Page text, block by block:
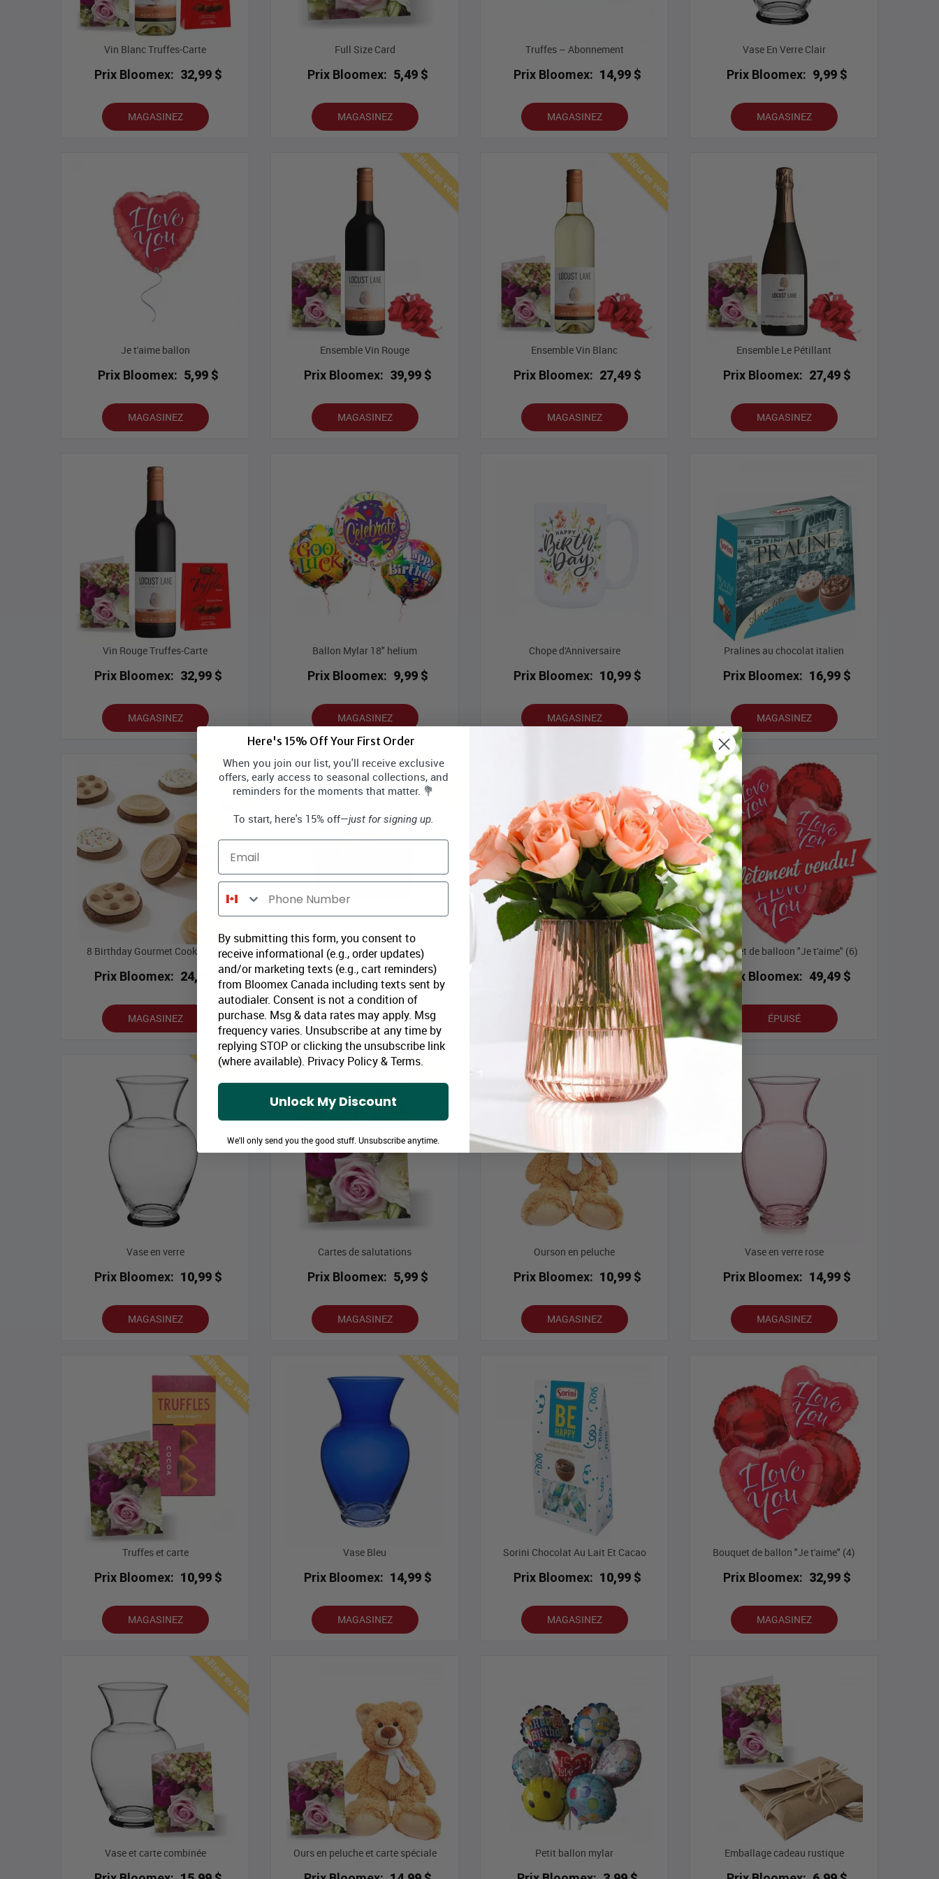
Vin Blanc Truffes-Carte
Prix Bloomex: 32,99 $
MAGASINEZ
Full Size Card
Prix Bloomex: 5,49 $
MAGASINEZ
Truffes – Abonnement
Prix Bloomex: 14,99 $
MAGASINEZ
Vase En Verre Clair
Prix Bloomex: 9,99 $
MAGASINEZ
Je t'aime ballon
Prix Bloomex: 5,99 $
MAGASINEZ
Meilleures ventes
Ensemble Vin Rouge
Prix Bloomex: 39,99 $
MAGASINEZ
Meilleures ventes
Ensemble Vin Blanc
Prix Bloomex: 27,49 $
MAGASINEZ
Ensemble Le Pétillant
Prix Bloomex: 27,49 $
MAGASINEZ
Vin Rouge Truffes-Carte
Prix Bloomex: 32,99 $
MAGASINEZ
Ballon Mylar 18" helium
Prix Bloomex: 9,99 $
MAGASINEZ
Chope d'Anniversaire
Prix Bloomex: 10,99 $
MAGASINEZ
Pralines au chocolat italien
Prix Bloomex: 16,99 $
MAGASINEZ
Meilleures ventes
8 Birthday Gourmet Cookie Box
Prix Bloomex: 24,99 $
MAGASINEZ
Meilleures ventes
Truffes au chocolat noir saupoudrées
de cacao
Prix Bloomex: 14,99 $
MAGASINEZ
Bonbons Cherry Lips
Prix Bloomex: 9,99 $
MAGASINEZ
Bouquet de balloon "Je t'aime" (6)
Prix Bloomex: 49,49 $
ÉPUISÉ
Meilleures ventes
Vase en verre
Prix Bloomex: 10,99 $
MAGASINEZ
Meilleures ventes
Cartes de salutations
Prix Bloomex: 5,99 $
MAGASINEZ
Meilleures ventes
Ourson en peluche
Prix Bloomex: 10,99 $
MAGASINEZ
Vase en verre rose
Prix Bloomex: 14,99 $
MAGASINEZ
Meilleures ventes
Truffes et carte
Prix Bloomex: 10,99 $
MAGASINEZ
Meilleures ventes
Vase Bleu
Prix Bloomex: 14,99 $
MAGASINEZ
Sorini Chocolat Au Lait Et Cacao
Prix Bloomex: 10,99 $
MAGASINEZ
Bouquet de ballon "Je t'aime" (4)
Prix Bloomex: 32,99 $
MAGASINEZ
Meilleures ventes
Vase et carte combinée Ours en peluche et carte spéciale Petit ballon mylar Emballage cadeau rustique
Here's 15% Off Your First Order
When you join our list, you'll receive exclusive
offers, early access to seasonal collections, and
reminders for the moments that matter. 💐
To start, here's 15% off—just for signing up.
Email
Phone Number
By submitting this form, you consent to
receive informational (e.g., order updates)
and/or marketing texts (e.g., cart reminders)
from Bloomex Canada including texts sent by
autodialer. Consent is not a condition of
purchase. Msg & data rates may apply. Msg
frequency varies. Unsubscribe at any time by
replying STOP or clicking the unsubscribe link
(where available). Privacy Policy&Terms.
Unlock My Discount
We'll only send you the good stuff. Unsubscribe anytime.